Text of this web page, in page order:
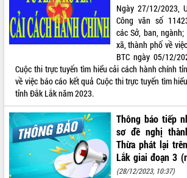
Ngày 27/12/2023,
Công văn số
các Sở, ban,
xã, thành phố về
BTC ngày 05/12/
Cuộc thi trực tuyến tìm hiểu cải cách hành chính
về việc báo cáo kết quả Cuộc thi trực tuyến tìm
tỉnh Đắk Lắk năm 2023.
Thông báo tiếp
sơ đề nghị
Thừa phát lại
Lắk giai đoạn 3
(28/12/2023, 10:37)